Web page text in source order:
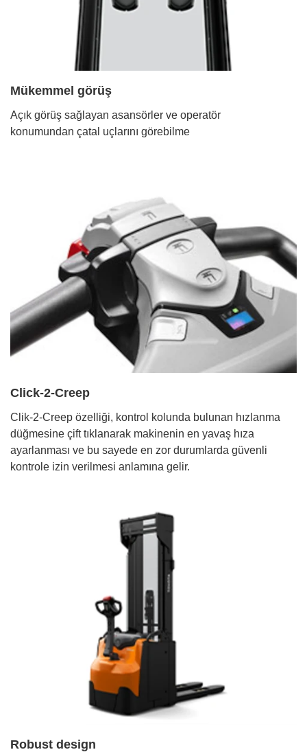
Mükemmel görüş
Açık görüş sağlayan asansörler ve operatör
konumundan çatal uçlarını görebilme
Click-2-Creep
Clik-2-Creep özelliği, kontrol kolunda bulunan hızlanma
düğmesine çift tıklanarak makinenin en yavaş hıza
ayarlanması ve bu sayede en zor durumlarda güvenli
kontrole izin verilmesi anlamına gelir.
Robust design